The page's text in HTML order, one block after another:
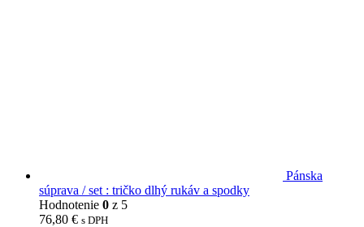
Pánska
súprava / set : tričko dlhý rukáv a spodky
Hodnotenie 0 z 5
76,80 € s DPH